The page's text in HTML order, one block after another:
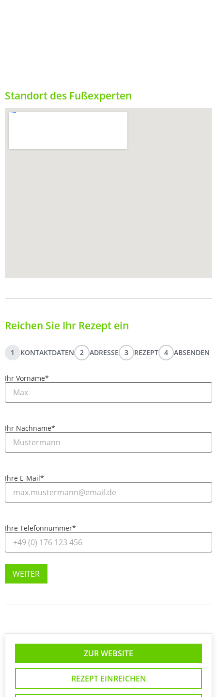
Standort des Fußexperten
Reichen Sie Ihr Rezept ein
1 KONTAKTDATEN 2 ADRESSE 3 REZEPT 4 ABSENDEN
Ihr Vorname*
Ihr Nachname*
Ihre E-Mail*
Ihre Telefonnummer*
WEITER
ZUR WEBSITE
REZEPT EINREICHEN